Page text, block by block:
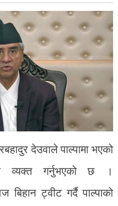
देउवाले पाल्पामा भएको
व्यक्त गर्नुभएको छ ।
बिहान ट्वीट गर्दै पाल्पाको